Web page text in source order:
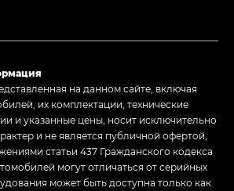
на данном сайте, включая
их комплектации, технические
и указанные цены, носит исключительно
и не является публичной офертой,
статьи 437 Гражданского кодекса
могут отличаться от серийных
может быть доступна только как